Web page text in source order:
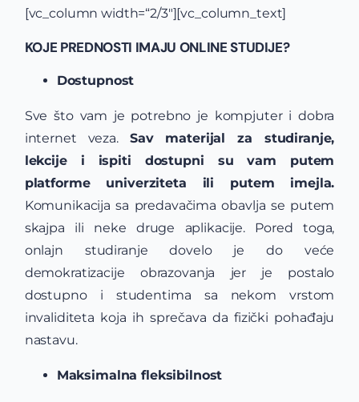
[vc_column width=“2/3″][vc_column_text]
KOJE PREDNOSTI IMAJU ONLINE STUDIJE?
Dostupnost
Sve što vam je potrebno je kompjuter i dobra
internet veza. Sav materijal za studiranje,
lekcije i ispiti dostupni su vam putem
platforme univerziteta ili putem imejla.
Komunikacija sa predavačima obavlja se putem
skajpa ili neke druge aplikacije. Pored toga,
onlajn studiranje dovelo je do veće
demokratizacije obrazovanja jer je postalo
dostupno i studentima sa nekom vrstom
invaliditeta koja ih sprečava da fizički pohađaju
nastavu.
Maksimalna fleksibilnost